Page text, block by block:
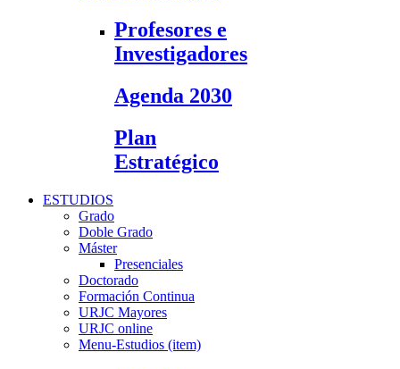
Profesores e
Investigadores
Agenda 2030
Plan
Estratégico
ESTUDIOS
Grado
Doble Grado
Máster
Presenciales
Doctorado
Formación Continua
URJC Mayores
URJC online
Menu-Estudios (item)